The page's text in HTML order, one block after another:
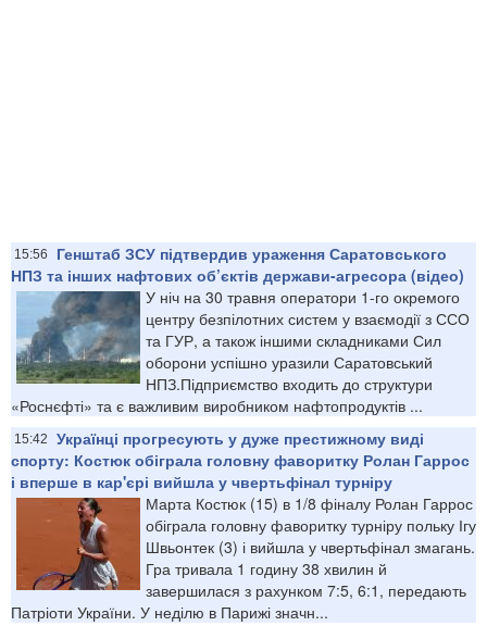
15:56
Генштаб ЗСУ підтвердив ураження Саратовського
НПЗ та інших нафтових об’єктів держави-агресора (відео)
У ніч на 30 травня оператори 1-го окремого
центру безпілотних систем у взаємодії з ССО
та ГУР, а також іншими складниками Сил
оборони успішно уразили Саратовський
НПЗ.Підприємство входить до структури
«Роснєфті» та є важливим виробником нафтопродуктів ...
15:42
Українці прогресують у дуже престижному виді
спорту: Костюк обіграла головну фаворитку Ролан Гаррос
і вперше в кар'єрі вийшла у чвертьфінал турніру
Марта Костюк (15) в 1/8 фіналу Ролан Гаррос
обіграла головну фаворитку турніру польку Ігу
Швьонтек (3) і вийшла у чвертьфінал змагань.
Гра тривала 1 годину 38 хвилин й
завершилася з рахунком 7:5, 6:1, передають
Патріоти України. У неділю в Парижі значн...